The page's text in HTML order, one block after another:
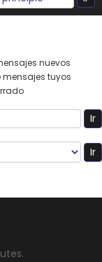
nuevos
mensajes tuyos